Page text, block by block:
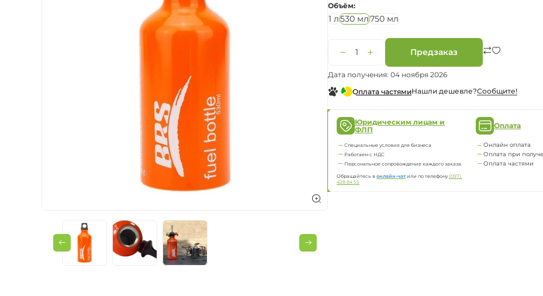
Туристическая посуда
Мультитопливные горелки
Жидкотопливные горелки
Объём
1 л530 мл750 мл
Предзаказ
Дата получения: 04 ноября 2026
Оплата частямиНашли дешевле?Сообщите!
Юридическим лицам и
ФЛП
Специальные условия для бизнеса
Работаем с НДС
Персональное сопровождение каждого заказа.
Обращайтесь вонлайн-чатили по телефону(097)
428 84 55
Оплата
Онлайн оплата
Оплата при
Оплата частями